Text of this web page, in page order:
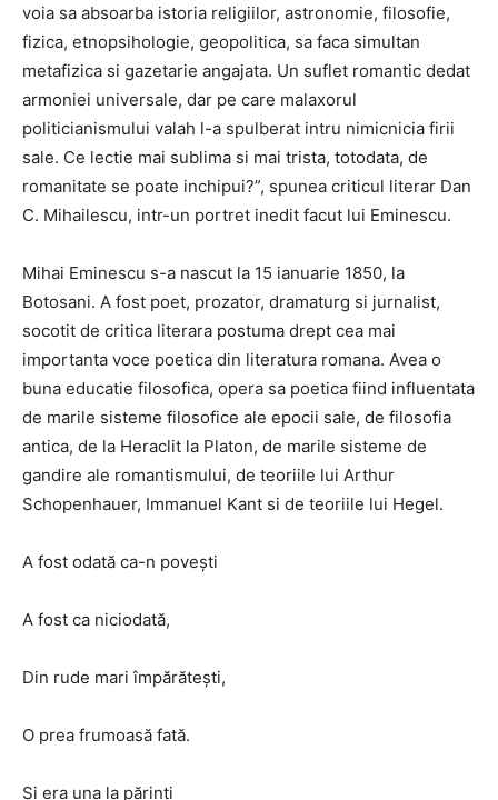
voia sa absoarba istoria religiilor, astronomie, filosofie,
fizica, etnopsihologie, geopolitica, sa faca simultan
metafizica si gazetarie angajata. Un suflet romantic dedat
armoniei universale, dar pe care malaxorul
politicianismului valah l-a spulberat intru nimicnicia firii
sale. Ce lectie mai sublima si mai trista, totodata, de
romanitate se poate inchipui?”, spunea criticul literar Dan
C. Mihailescu, intr-un portret inedit facut lui Eminescu.
Mihai Eminescu s-a nascut la 15 ianuarie 1850, la
Botosani. A fost poet, prozator, dramaturg si jurnalist,
socotit de critica literara postuma drept cea mai
importanta voce poetica din literatura romana. Avea o
buna educatie filosofica, opera sa poetica fiind influentata
de marile sisteme filosofice ale epocii sale, de filosofia
antica, de la Heraclit la Platon, de marile sisteme de
gandire ale romantismului, de teoriile lui Arthur
Schopenhauer, Immanuel Kant si de teoriile lui Hegel.
A fost odată ca-n poveşti
A fost ca niciodată,
Din rude mari împărăteşti,
O prea frumoasă fată.
Şi era una la părinţi